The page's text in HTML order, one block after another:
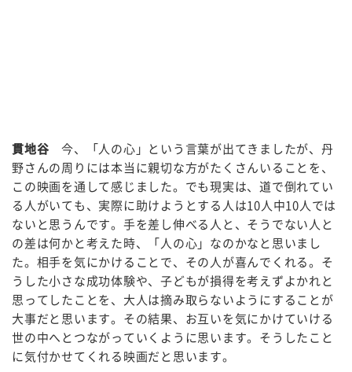
貫地谷 今、「人の心」という言葉が出てきましたが、丹
野さんの周りには本当に親切な方がたくさんいることを、
この映画を通して感じました。でも現実は、道で倒れてい
る人がいても、実際に助けようとする人は10人中10人では
ないと思うんです。手を差し伸べる人と、そうでない人と
の差は何かと考えた時、「人の心」なのかなと思いまし
た。相手を気にかけることで、その人が喜んでくれる。そ
うした小さな成功体験や、子どもが損得を考えずよかれと
思ってしたことを、大人は摘み取らないようにすることが
大事だと思います。その結果、お互いを気にかけていける
世の中へとつながっていくように思います。そうしたこと
に気付かせてくれる映画だと思います。